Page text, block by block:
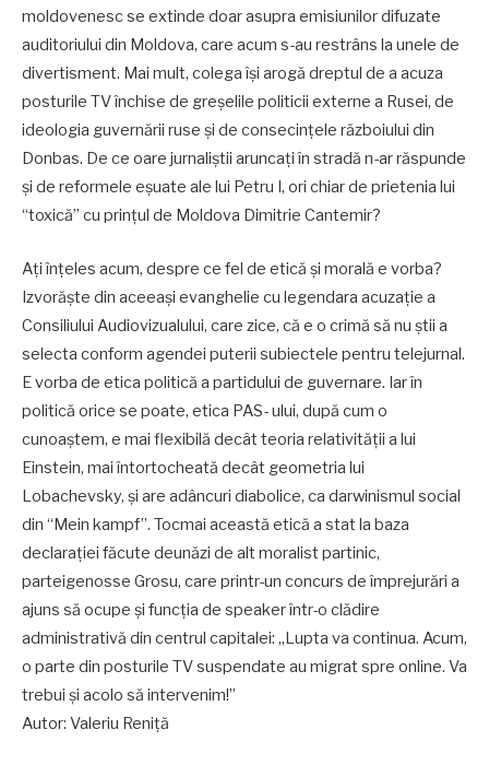
moldovenesc se extinde doar asupra emisiunilor difuzate
auditoriului din Moldova, care acum s-au restrâns la unele de
divertisment. Mai mult, colega își arogă dreptul de a acuza
posturile TV închise de greșelile politicii externe a Rusei, de
ideologia guvernării ruse și de consecințele războiului din
Donbas. De ce oare jurnaliștii aruncați în stradă n-ar răspunde
și de reformele eșuate ale lui Petru I, ori chiar de prietenia lui
“toxică” cu prințul de Moldova Dimitrie Cantemir?
Ați înțeles acum, despre ce fel de etică și morală e vorba?
Izvorăște din aceeași evanghelie cu legendara acuzație a
Consiliului Audiovizualului, care zice, că e o crimă să nu știi a
selecta conform agendei puterii subiectele pentru telejurnal.
E vorba de etica politică a partidului de guvernare. Iar în
politică orice se poate, etica PAS- ului, după cum o
cunoaștem, e mai flexibilă decât teoria relativității a lui
Einstein, mai întortocheată decât geometria lui
Lobachevsky, și are adâncuri diabolice, ca darwinismul social
din “Mein kampf”. Tocmai această etică a stat la baza
declarației făcute deunăzi de alt moralist partinic,
parteigenosse Grosu, care printr-un concurs de împrejurări a
ajuns să ocupe și funcția de speaker într-o clădire
administrativă din centrul capitalei: „Lupta va continua. Acum,
o parte din posturile TV suspendate au migrat spre online. Va
trebui și acolo să intervenim!”
Autor: Valeriu Reniță